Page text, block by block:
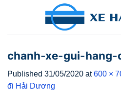
chanh-xe-gui-
Published 31/05/2020 at600 ×
đi Hải Dương